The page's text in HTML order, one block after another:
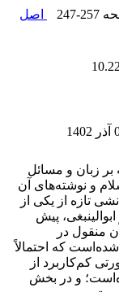
247-257
اصل
زبان و مسائل
و نوشته‌های آن
در نخستین شماره، (۱) خوانشی تازه از یکی از
پیش
قرآن منقول در
که احتمالاً
هجری است؛ (۳) به صورتی کم‌کاربرد از
و در بخش